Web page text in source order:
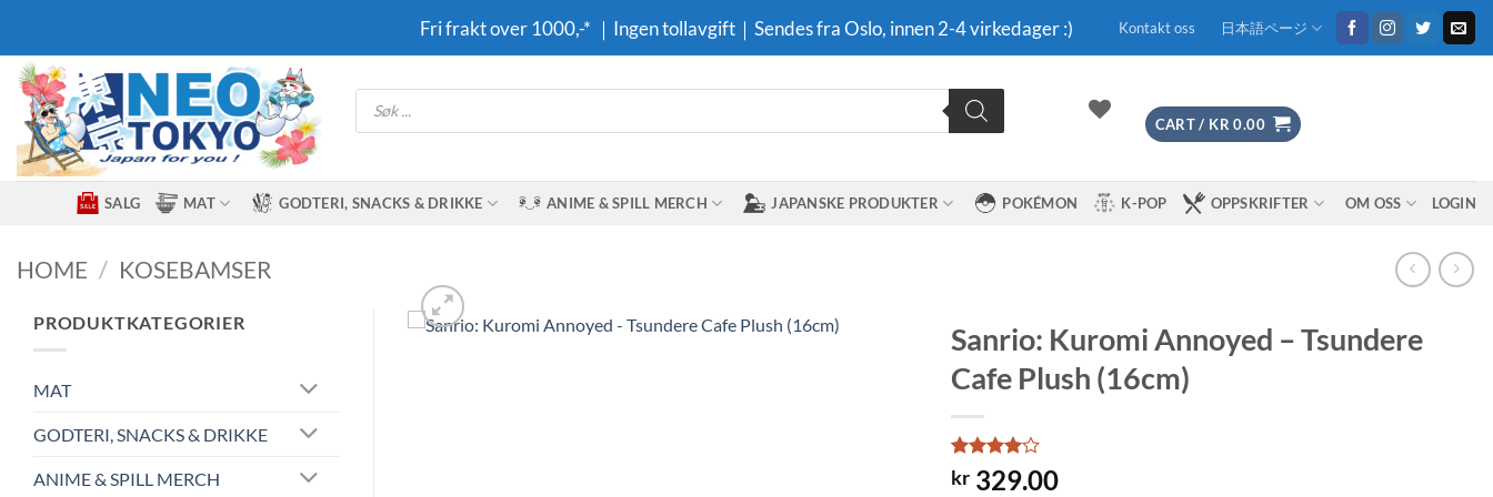
content
Fri frakt over 1000,-* ｜Ingen tollavgift｜Sendes fra Oslo, innen 2-4 virkedager :) Kontakt oss 日本語ページ
Products
search
CART / KR 0.00
SALG MAT GODTERI, SNACKS & DRIKKE ANIME & SPILL MERCH JAPANSKE PRODUKTER POKÉMON K-POP OPPSKRIFTER OM OSS LOGIN
HOME / KOSEBAMSER
PRODUKTKATEGORIER
MAT
GODTERI, SNACKS & DRIKKE
ANIME & SPILL MERCH
Sanrio: Kuromi Annoyed – Tsundere
Cafe Plush (16cm)
Rated4
out of 5
1
kr329.00